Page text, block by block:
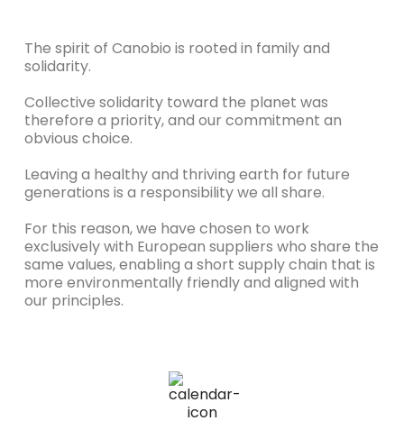
The spirit of Canobio is rooted in family and
solidarity.
Collective solidarity toward the planet was
therefore a priority, and our commitment an
obvious choice.
Leaving a healthy and thriving earth for future
generations is a responsibility we all share.
For this reason, we have chosen to work
exclusively with European suppliers who share the
same values, enabling a short supply chain that is
more environmentally friendly and aligned with
our principles.